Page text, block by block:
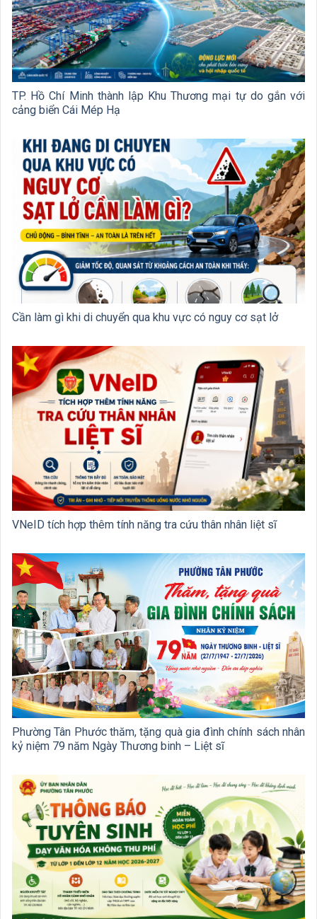
TP. Hồ Chí Minh thành lập Khu Thương mại tự do gắn với
cảng biển Cái Mép Hạ
Cần làm gì khi di chuyển qua khu vực có nguy cơ sạt lở
VNeID tích hợp thêm tính năng tra cứu thân nhân liệt sĩ
Phường Tân Phước thăm, tặng quà gia đình chính sách nhân
kỷ niệm 79 năm Ngày Thương binh – Liệt sĩ